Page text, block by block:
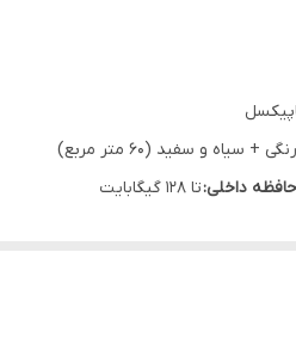
رنگی + سیاه و سفید (60 متر مربع)
داخلی:تا 128 گیگابایت